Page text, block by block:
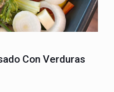
Con Verduras